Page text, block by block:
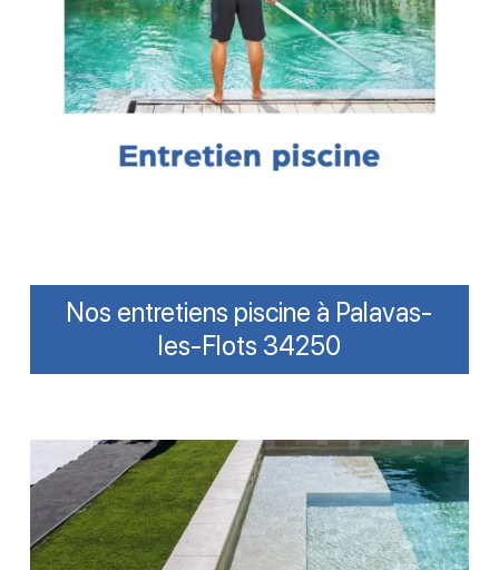
Nos entretiens piscine à Palavas-
les-Flots 34250
Entretien
liner
piscine